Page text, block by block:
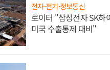
전자·전기·정보통신
로이터 "삼성전자 SK하
미국 수출통제 대비"